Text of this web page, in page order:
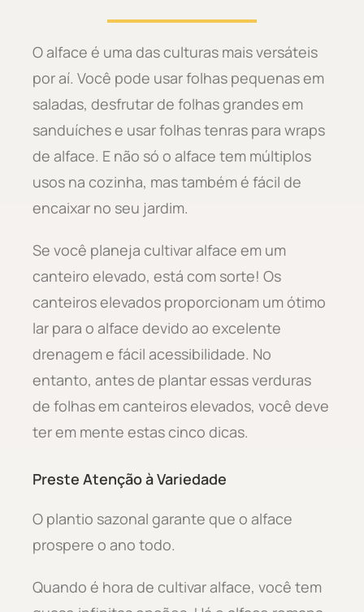
O alface é uma das culturas mais versáteis
por aí. Você pode usar folhas pequenas em
saladas, desfrutar de folhas grandes em
sanduíches e usar folhas tenras para wraps
de alface. E não só o alface tem múltiplos
usos na cozinha, mas também é fácil de
encaixar no seu jardim.
Se você planeja cultivar alface em um
canteiro elevado, está com sorte! Os
canteiros elevados proporcionam um ótimo
lar para o alface devido ao excelente
drenagem e fácil acessibilidade. No
entanto, antes de plantar essas verduras
de folhas em canteiros elevados, você deve
ter em mente estas cinco dicas.
Preste Atenção à Variedade
O plantio sazonal garante que o alface
prospere o ano todo.
Quando é hora de cultivar alface, você tem